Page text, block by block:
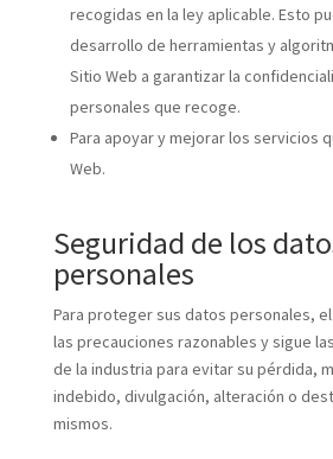
recogidas en la ley aplicable. Esto
desarrollo de herramientas y
Sitio Web a garantizar la
personales que recoge.
Para apoyar y mejorar los servicios
Web.
Seguridad de los
personales
Para proteger sus datos personales,
las precauciones razonables y sigue
de la industria para evitar su pérdida,
indebido, divulgación, alteración o
mismos.